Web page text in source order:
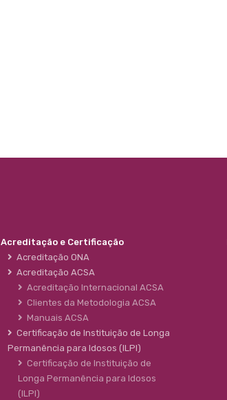
Acreditação e Certificação
Acreditação ONA
Acreditação ACSA
Acreditação Internacional ACSA
Clientes da Metodologia ACSA
Manuais ACSA
Certificação de Instituição de Longa
Permanência para Idosos (ILPI)
Certificação de Instituição de
Longa Permanência para Idosos
(ILPI)